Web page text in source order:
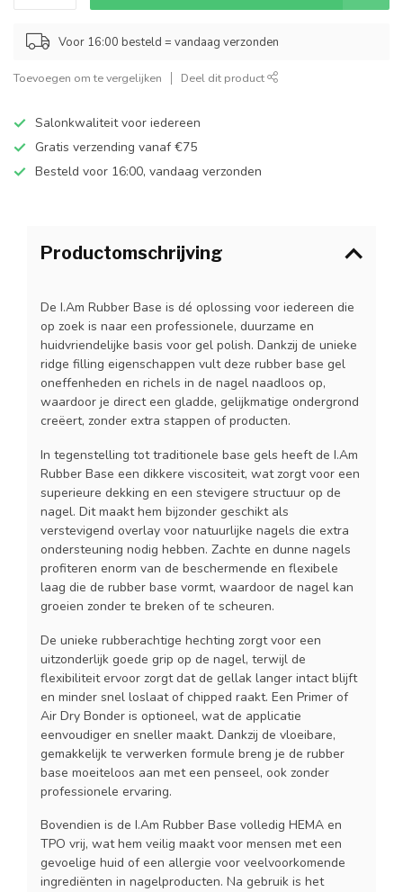
Voor 16:00 besteld = vandaag verzonden
Toevoegen om te vergelijken Deel dit product
Salonkwaliteit voor iedereen
Gratis verzending vanaf €75
Besteld voor 16:00, vandaag verzonden
Productomschrijving
De I.Am Rubber Base is dé oplossing voor iedereen die
op zoek is naar een professionele, duurzame en
huidvriendelijke basis voor gel polish. Dankzij de unieke
ridge filling eigenschappen vult deze rubber base gel
oneffenheden en richels in de nagel naadloos op,
waardoor je direct een gladde, gelijkmatige ondergrond
creëert, zonder extra stappen of producten.
In tegenstelling tot traditionele base gels heeft de I.Am
Rubber Base een dikkere viscositeit, wat zorgt voor een
superieure dekking en een stevigere structuur op de
nagel. Dit maakt hem bijzonder geschikt als
verstevigend overlay voor natuurlijke nagels die extra
ondersteuning nodig hebben. Zachte en dunne nagels
profiteren enorm van de beschermende en flexibele
laag die de rubber base vormt, waardoor de nagel kan
groeien zonder te breken of te scheuren.
De unieke rubberachtige hechting zorgt voor een
uitzonderlijk goede grip op de nagel, terwijl de
flexibiliteit ervoor zorgt dat de gellak langer intact blijft
en minder snel loslaat of chipped raakt. Een Primer of
Air Dry Bonder is optioneel, wat de applicatie
eenvoudiger en sneller maakt. Dankzij de vloeibare,
gemakkelijk te verwerken formule breng je de rubber
base moeiteloos aan met een penseel, ook zonder
professionele ervaring.
Bovendien is de I.Am Rubber Base volledig HEMA en
TPO vrij, wat hem veilig maakt voor mensen met een
gevoelige huid of een allergie voor veelvoorkomende
ingrediënten in nagelproducten. Na gebruik is het